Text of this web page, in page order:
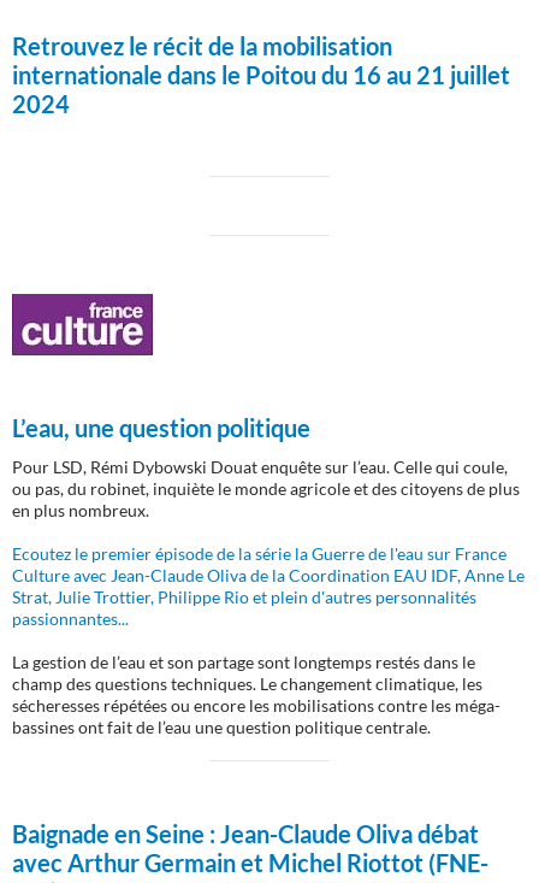
Retrouvez le récit de la mobilisation
internationale dans le Poitou du 16 au 21 juillet
2024
L’eau, une question politique
Pour LSD, Rémi Dybowski Douat enquête sur l’eau. Celle qui coule,
ou pas, du robinet, inquiète le monde agricole et des citoyens de plus
en plus nombreux.
Ecoutez le premier épisode de la série la Guerre de l'eau sur France
Culture avec Jean-Claude Oliva de la Coordination EAU IDF, Anne Le
Strat, Julie Trottier, Philippe Rio et plein d'autres personnalités
passionnantes...
La gestion de l’eau et son partage sont longtemps restés dans le
champ des questions techniques. Le changement climatique, les
sécheresses répétées ou encore les mobilisations contre les méga-
bassines ont fait de l’eau une question politique centrale.
Baignade en Seine :Jean-Claude Oliva débat
avec Arthur Germain et Michel Riottot (FNE-